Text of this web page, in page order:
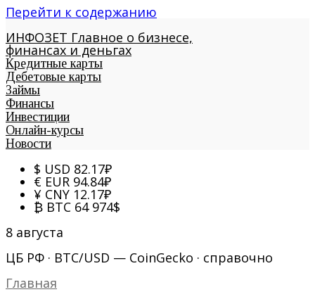
Перейти к содержанию
ИНФОЗЕТ Главное о бизнесе,
финансах и деньгах
Кредитные карты
Дебетовые карты
Займы
Финансы
Инвестиции
Онлайн-курсы
Новости
$ USD 82.17₽
€ EUR 94.84₽
¥ CNY 12.17₽
₿ BTC 64 974$
8 августа
ЦБ РФ · BTC/USD — CoinGecko · справочно
Главная